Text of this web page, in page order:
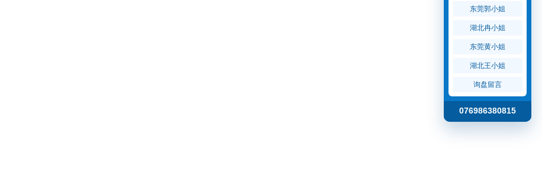
东莞郭小姐
湖北冉小姐
东莞黄小姐
湖北王小姐
询盘留言
076986380815